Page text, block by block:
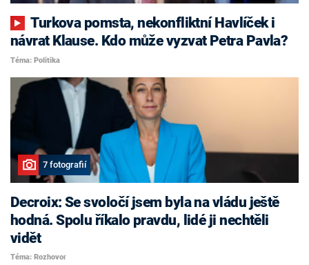
Turkova pomsta, nekonfliktní Havlíček i
návrat Klause. Kdo může vyzvat Petra Pavla?
Téma: Politika
7 fotografií
Decroix: Se svoločí jsem byla na vládu ještě
hodná. Spolu říkalo pravdu, lidé ji nechtěli
vidět
Téma: Rozhovor